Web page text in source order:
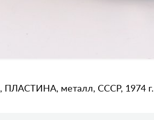
ПЛАСТИНА, металл, СССР, 1974 г.